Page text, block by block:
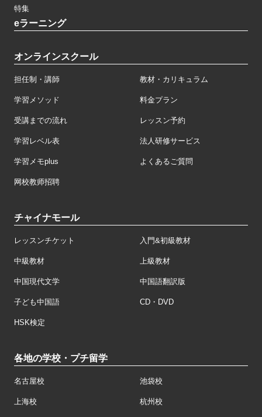
特集
eラーニング
オンラインスクール
担任制・講師 教材・カリキュラム
学習メソッド 料金プラン
受講までの流れ レッスン予約
学習レベル表 法人研修サービス
学習メモplus よくあるご質問
网校教师招聘
チャイナモール
レッスンチケット 入門&初級教材
中級教材 上級教材
中国現代文学 中国語翻訳版
子ども中国語 CD・DVD
HSK検定
各地の学校・プチ留学
名古屋校 池袋校
上海校 杭州校